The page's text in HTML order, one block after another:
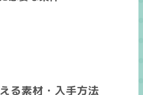
る素材・入手方法